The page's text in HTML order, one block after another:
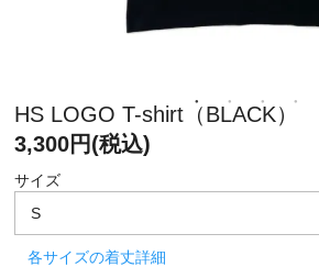
HS LOGO T-shirt（BLACK）
3,300円(税込)
サイズ
各サイズの着丈詳細